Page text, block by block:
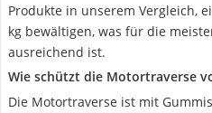
Produkte in unserem Vergleich,
kg bewältigen, was für die
ausreichend ist.
Wie schützt die Motortraverse
Die Motortraverse ist mit